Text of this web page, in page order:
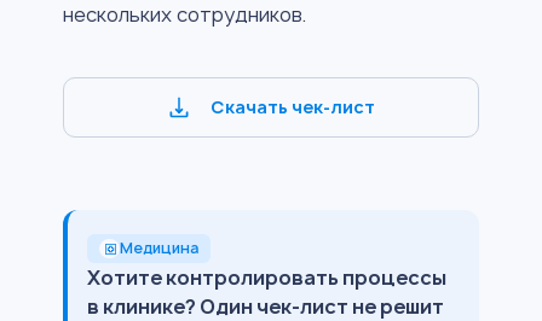
нескольких сотрудников.
Скачать чек-лист
Медицина
Хотите контролировать процессы
в клинике? Один чек-лист не решит